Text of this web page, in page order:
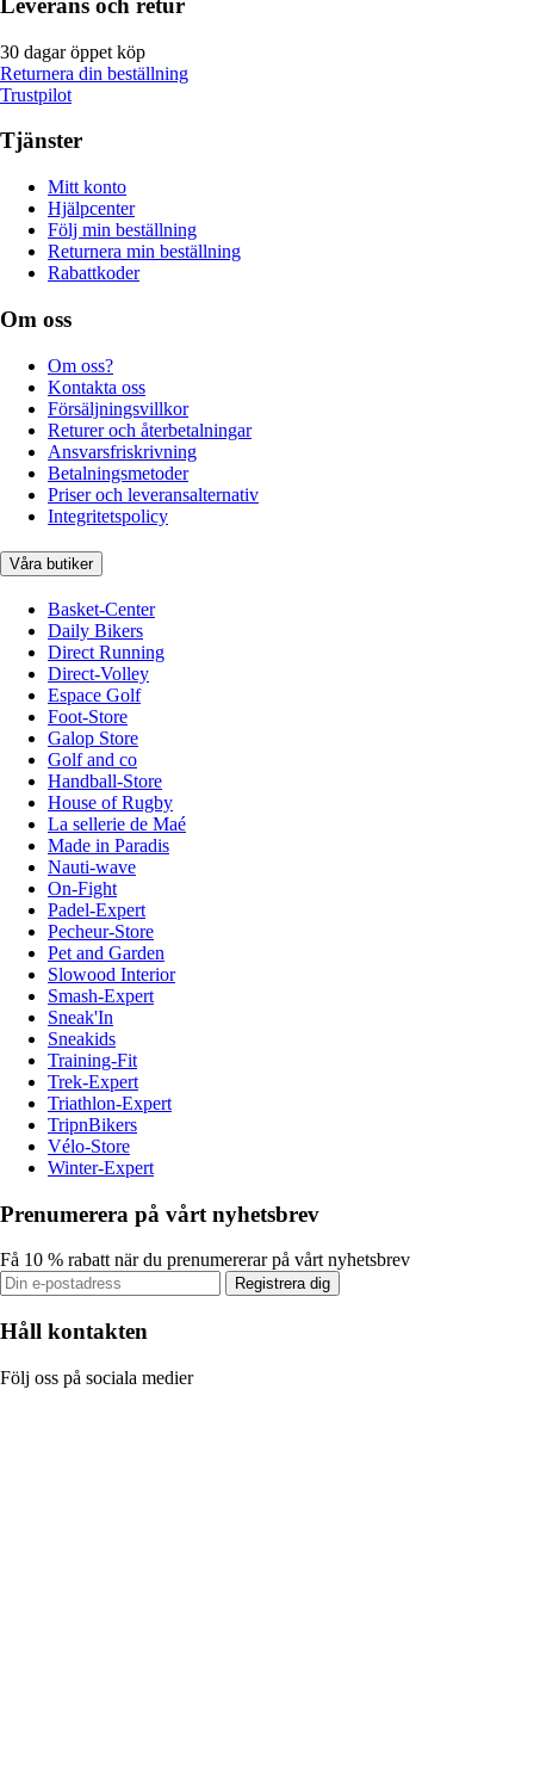
Leverans och retur
30 dagar öppet köp
Returnera din beställning
Trustpilot
Tjänster
Mitt konto
Hjälpcenter
Följ min beställning
Returnera min beställning
Rabattkoder
Om oss
Om oss?
Kontakta oss
Försäljningsvillkor
Returer och återbetalningar
Ansvarsfriskrivning
Betalningsmetoder
Priser och leveransalternativ
Integritetspolicy
Våra butiker
Basket-Center
Daily Bikers
Direct Running
Direct-Volley
Espace Golf
Foot-Store
Galop Store
Golf and co
Handball-Store
House of Rugby
La sellerie de Maé
Made in Paradis
Nauti-wave
On-Fight
Padel-Expert
Pecheur-Store
Pet and Garden
Slowood Interior
Smash-Expert
Sneak'In
Sneakids
Training-Fit
Trek-Expert
Triathlon-Expert
TripnBikers
Vélo-Store
Winter-Expert
Prenumerera på vårt nyhetsbrev
Få 10 % rabatt när du prenumererar på vårt nyhetsbrev
Registrera dig
Håll kontakten
Följ oss på sociala medier